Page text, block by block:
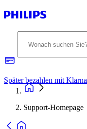
Später bezahlen mit Klarna
Support-Homepage